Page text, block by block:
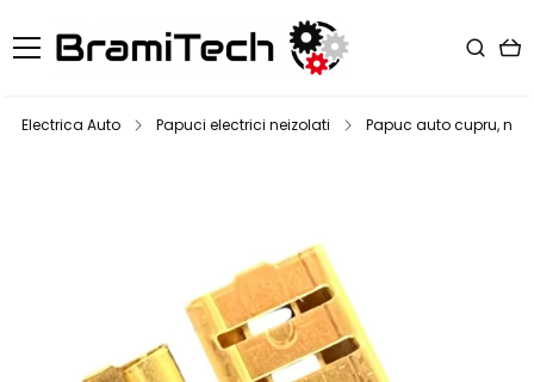
Electrica Auto Papuci electrici neizolati Papuc auto cupru,